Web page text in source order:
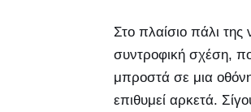
Στο πλαίσιο πάλι
συντροφική σχέση,
μπροστά σε μια
επιθυμεί αρκετά.